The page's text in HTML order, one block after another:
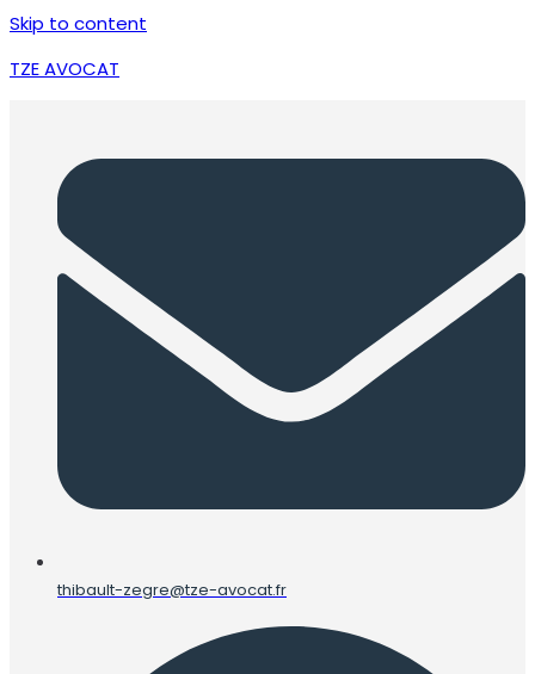
Skip to content
TZE AVOCAT
thibault-zegre@tze-avocat.fr